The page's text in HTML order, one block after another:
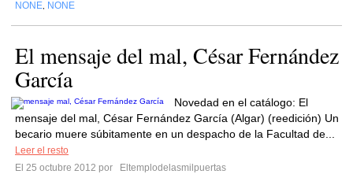
NONE NONE
El mensaje del mal, César Fernández
García
Novedad en el catálogo: El
mensaje del mal, César Fernández García (Algar) (reedición) Un
becario muere súbitamente en un despacho de la Facultad de...
Leer el resto
El 25 octubre 2012 por
Eltemplodelasmilpuertas